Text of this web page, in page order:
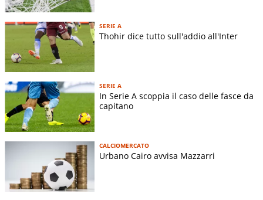
SERIE A
Thohir dice tutto sull'addio all'Inter
SERIE A
In Serie A scoppia il caso delle fasce da
capitano
CALCIOMERCATO
Urbano Cairo avvisa Mazzarri